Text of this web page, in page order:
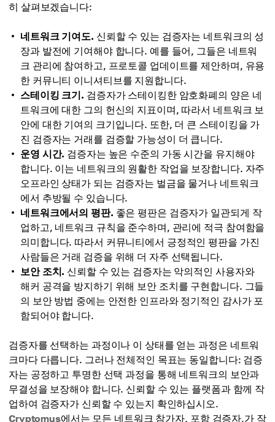
히 살펴보겠습니다:
네트워크 기여도. 신뢰할 수 있는 검증자는 네트워크의 성
장과 발전에 기여해야 합니다. 예를 들어, 그들은 네트워
크 관리에 참여하고, 프로토콜 업데이트를 제안하며, 유용
한 커뮤니티 이니셔티브를 지원합니다.
스테이킹 크기. 검증자가 스테이킹한 암호화폐의 양은 네
트워크에 대한 그의 헌신의 지표이며, 따라서 네트워크 보
안에 대한 기여의 크기입니다. 또한, 더 큰 스테이킹을 가
진 검증자는 거래를 검증할 가능성이 더 큽니다.
운영 시간. 검증자는 높은 수준의 가동 시간을 유지해야
합니다. 이는 네트워크의 원활한 작업을 보장합니다. 자주
오프라인 상태가 되는 검증자는 벌금을 물거나 네트워크
에서 추방될 수 있습니다.
네트워크에서의 평판. 좋은 평판은 검증자가 일관되게 작
업하고, 네트워크 규칙을 준수하며, 관리에 적극 참여함을
의미합니다. 따라서 커뮤니티에서 긍정적인 평판을 가진
사람들은 거래 검증을 위해 더 자주 선택됩니다.
보안 조치. 신뢰할 수 있는 검증자는 악의적인 사용자와
해커 공격을 방지하기 위해 보안 조치를 구현합니다. 그들
의 보안 방법 중에는 안전한 인프라와 정기적인 감사가 포
함되어야 합니다.
검증자를 선택하는 과정이나 이 상태를 얻는 과정은 네트워
크마다 다릅니다. 그러나 전체적인 목표는 동일합니다: 검증
자는 공정하고 투명한 선택 과정을 통해 네트워크의 보안과
무결성을 보장해야 합니다. 신뢰할 수 있는 플랫폼과 함께 작
업하여 검증자가 신뢰할 수 있는지 확인하십시오.
Cryptomus에서는 모든 네트워크 참가자, 포함 검증자,가 작